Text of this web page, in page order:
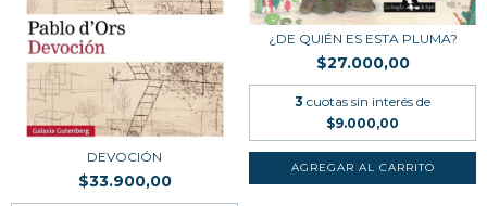
DEVOCIÓN
$33.900,00
¿DE QUIÉN ES ESTA PLUMA?
$27.000,00
3 cuotas sin interés de
$9.000,00